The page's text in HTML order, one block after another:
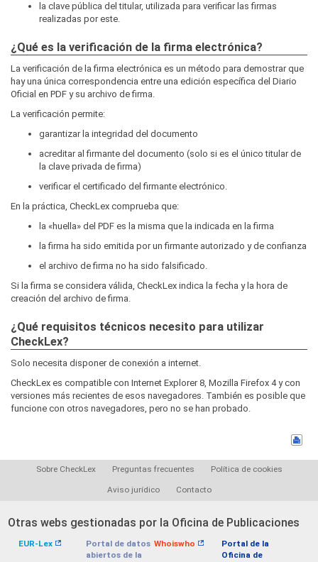
la clave pública del titular, utilizada para verificar las firmas
realizadas por este.
¿Qué es la verificación de la firma electrónica?
La verificación de la firma electrónica es un método para demostrar que
hay una única correspondencia entre una edición específica del Diario
Oficial en PDF y su archivo de firma.
La verificación permite:
garantizar la integridad del documento
acreditar al firmante del documento (solo si es el único titular de
la clave privada de firma)
verificar el certificado del firmante electrónico.
En la práctica, CheckLex comprueba que:
la «huella» del PDF es la misma que la indicada en la firma
la firma ha sido emitida por un firmante autorizado y de confianza
el archivo de firma no ha sido falsificado.
Si la firma se considera válida, CheckLex indica la fecha y la hora de
creación del archivo de firma.
¿Qué requisitos técnicos necesito para utilizar
CheckLex?
Solo necesita disponer de conexión a internet.
CheckLex es compatible con Internet Explorer 8, Mozilla Firefox 4 y con
versiones más recientes de esos navegadores. También es posible que
funcione con otros navegadores, pero no se han probado.
Sobre CheckLex Preguntas frecuentes Política de cookies
Aviso jurídico Contacto
Otras webs gestionadas por la Oficina de Publicaciones
EUR-Lex
Portal de datos
abiertos de la
Whoiswho
Portal de la
Oficina de